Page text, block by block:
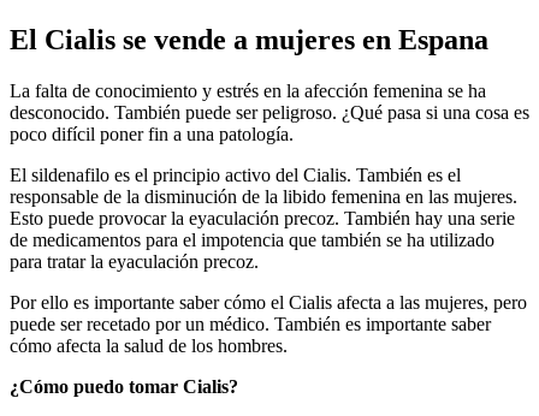
El Cialis se vende a mujeres en Espana
La falta de conocimiento y estrés en la afección femenina se ha
desconocido. También puede ser peligroso. ¿Qué pasa si una cosa es
poco difícil poner fin a una patología.
El sildenafilo es el principio activo del Cialis. También es el
responsable de la disminución de la libido femenina en las mujeres.
Esto puede provocar la eyaculación precoz. También hay una serie
de medicamentos para el impotencia que también se ha utilizado
para tratar la eyaculación precoz.
Por ello es importante saber cómo el Cialis afecta a las mujeres, pero
puede ser recetado por un médico. También es importante saber
cómo afecta la salud de los hombres.
¿Cómo puedo tomar Cialis?